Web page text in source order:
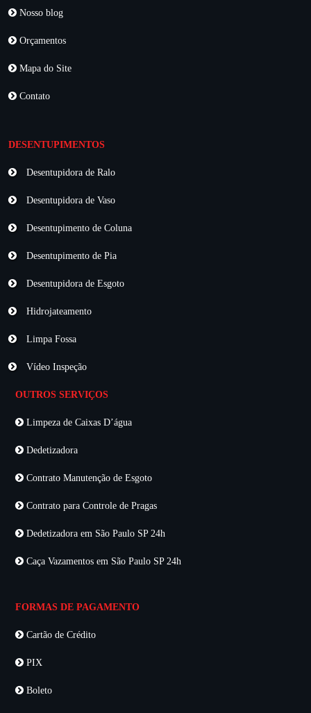
Nosso blog
Orçamentos
Mapa do Site
Contato
DESENTUPIMENTOS
Desentupidora de Ralo
Desentupidora de Vaso
Desentupimento de Coluna
Desentupimento de Pia
Desentupidora de Esgoto
Hidrojateamento
Limpa Fossa
Vídeo Inspeção
OUTROS SERVIÇOS
Limpeza de Caixas D’água
Dedetizadora
Contrato Manutenção de Esgoto
Contrato para Controle de Pragas
Dedetizadora em São Paulo SP 24h
Caça Vazamentos em São Paulo SP 24h
FORMAS DE PAGAMENTO
Cartão de Crédito
PIX
Boleto